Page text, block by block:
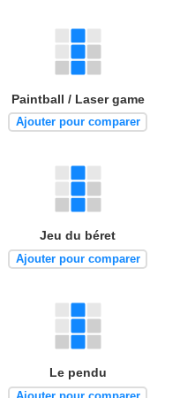
Paintball / Laser game
Ajouter pour comparer
Jeu du béret
Ajouter pour comparer
Le pendu